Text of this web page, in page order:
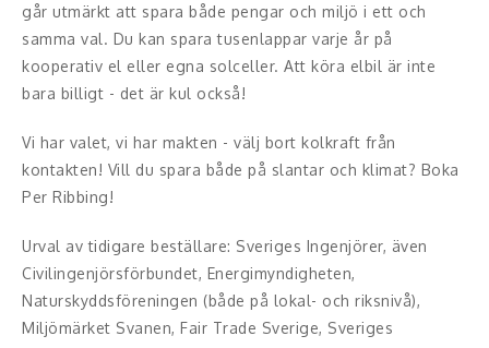
Underhållning
Affärsnytta
Framtid, trender
kundfokus
Förändring, organisation,
organisationsutveckling
går utmärkt att spara både pengar och miljö i ett och
samma val. Du kan spara tusenlappar varje år på
kooperativ el eller egna solceller. Att köra elbil är inte
bara billigt - det är kul också!
Vi har valet, vi har makten - välj bort kolkraft från
kontakten! Vill du spara både på slantar och klimat? Boka
Per Ribbing!
Urval av tidigare beställare: Sveriges Ingenjörer, även
Civilingenjörsförbundet, Energimyndigheten,
Naturskyddsföreningen (både på lokal- och riksnivå),
Miljömärket Svanen, Fair Trade Sverige, Sveriges